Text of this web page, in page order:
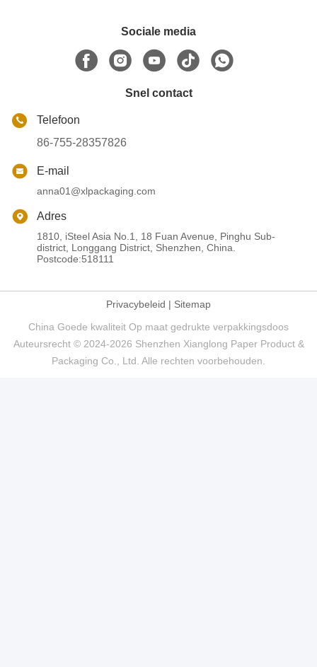
Sociale media
Snel contact
Telefoon
86-755-28357826
E-mail
anna01@xlpackaging.com
Adres
1810, iSteel Asia No.1, 18 Fuan Avenue, Pinghu Sub-
district, Longgang District, Shenzhen, China.
Postcode:518111
Privacybeleid | Sitemap
China Goede kwaliteit Op maat gedrukte verpakkingsdoos
Auteursrecht © 2024-2026 Shenzhen Xianglong Paper Product &
Packaging Co., Ltd. Alle rechten voorbehouden.